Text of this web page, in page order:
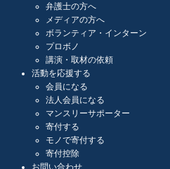
弁護士の方へ
メディアの方へ
ボランティア・インターン
プロボノ
講演・取材の依頼
活動を応援する
会員になる
法人会員になる
マンスリーサポーター
寄付する
モノで寄付する
寄付控除
お問い合わせ